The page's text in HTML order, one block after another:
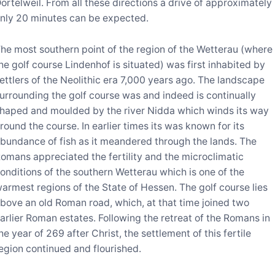
From all these directions a drive of approximately
20 minutes can be expected.
most southern point of the region of the Wetterau (where
golf course Lindenhof is situated) was first inhabited by
of the Neolithic era 7,000 years ago. The landscape
the golf course was and indeed is continually
and moulded by the river Nidda which winds its way
the course. In earlier times its was known for its
of fish as it meandered through the lands. The
appreciated the fertility and the microclimatic
of the southern Wetterau which is one of the
regions of the State of Hessen. The golf course lies
an old Roman road, which, at that time joined two
Roman estates. Following the retreat of the Romans in
year of 269 after Christ, the settlement of this fertile
continued and flourished.